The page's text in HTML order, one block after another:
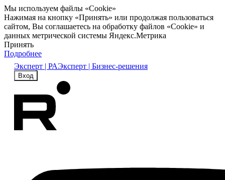
Мы используем файлы «Cookie»
Нажимая на кнопку «Принять» или продолжая пользоваться
сайтом, Вы соглашаетесь на обработку файлов «Cookie» и
данных метрической системы Яндекс.Метрика
Принять
Подробнее
Эксперт | РАЭксперт | Бизнес-решения
Вход